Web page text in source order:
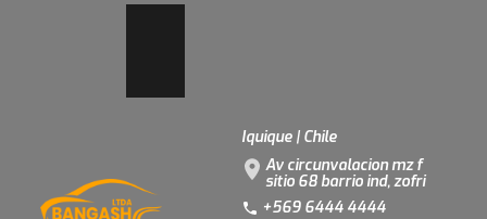
Iquique | Chile
Av circunvalacion mz f
sitio 68 barrio ind, zofri
+569 6444 4444